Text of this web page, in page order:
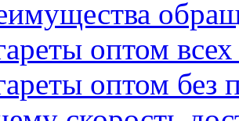
оптом
оптом без